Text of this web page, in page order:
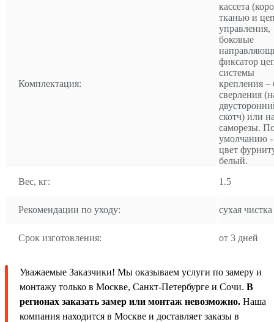
Комплектация:
кассета
тканью и
управления,
боковые
фиксатор
системы
крепления –
сверления
скотч) или
саморезы.
умолчанию -
цвет
белый.
Вес, кг:
1.5
Рекомендации по уходу: сухая чистка
Срок изготовления: от 3 дней
Уважаемые Заказчики! Мы оказываем услуги по замеру и
монтажу только в Москве, Санкт-Петербурге и Сочи. В
регионах заказать замер или монтаж невозможно. Наша
компания находится в Москве и доставляет заказы в